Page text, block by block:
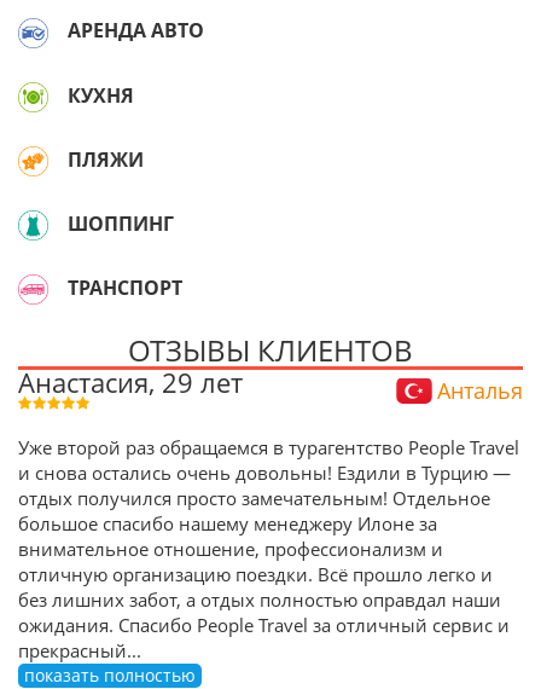
АРЕНДА АВТО
КУХНЯ
ПЛЯЖИ
ШОППИНГ
ТРАНСПОРТ
ОТЗЫВЫ КЛИЕНТОВ
Анастасия, 29 лет Анталья
Уже второй раз обращаемся в турагентство People Travel
и снова остались очень довольны! Ездили в Турцию —
отдых получился просто замечательным! Отдельное
большое спасибо нашему менеджеру Илоне за
внимательное отношение, профессионализм и
отличную организацию поездки. Всё прошло легко и
без лишних забот, а отдых полностью оправдал наши
ожидания. Спасибо People Travel за отличный сервис и
прекрасный...
показать полностью